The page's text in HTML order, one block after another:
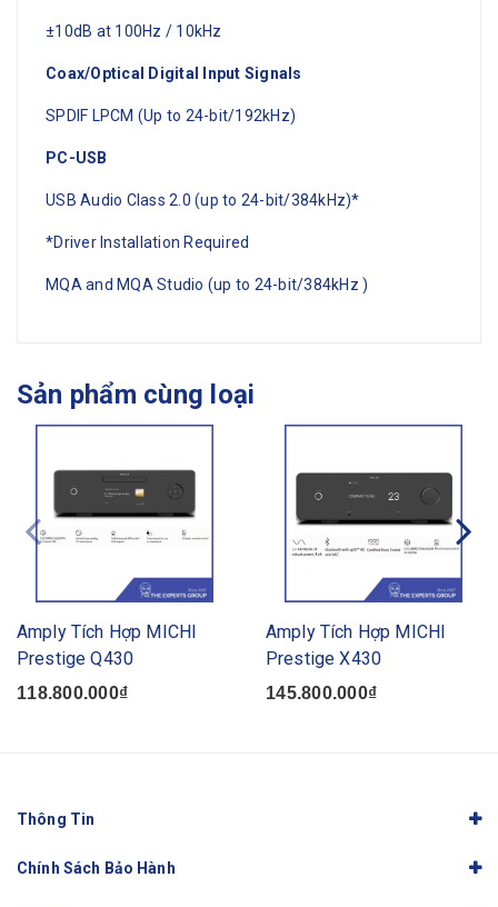
±10dB at 100Hz / 10kHz
Coax/Optical Digital Input Signals
SPDIF LPCM (Up to 24-bit/192kHz)
PC-USB
USB Audio Class 2.0 (up to 24-bit/384kHz)*
*Driver Installation Required
MQA and MQA Studio (up to 24-bit/384kHz )
Sản phẩm cùng loại
Amply Tích Hợp MICHI
Prestige Q430
118.800.000₫
Amply Tích Hợp MICHI
Prestige X430
145.800.000₫
Thông Tin
Chính Sách Bảo Hành